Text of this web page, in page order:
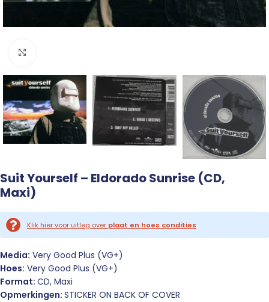
Suit Yourself – Eldorado Sunrise (CD,
Maxi)
Klik hier voor uitleg over plaat en hoes condities
Media: Very Good Plus (VG+)
Hoes: Very Good Plus (VG+)
Format: CD, Maxi
Opmerkingen: STICKER ON BACK OF COVER